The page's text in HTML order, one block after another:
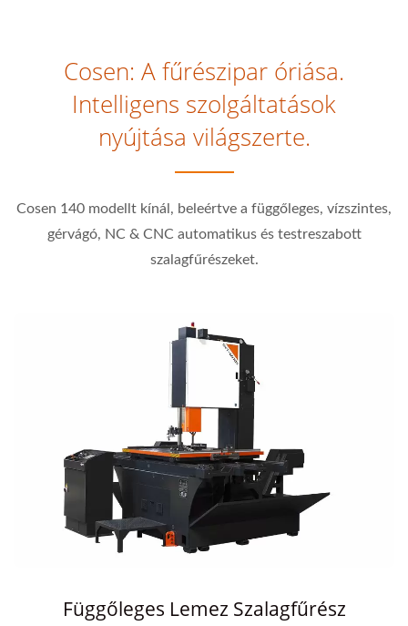
Cosen: A fűrészipar óriása.
Intelligens szolgáltatások
nyújtása világszerte.
Cosen 140 modellt kínál, beleértve a függőleges, vízszintes,
gérvágó, NC & CNC automatikus és testreszabott
szalagfűrészeket.
Függőleges Lemez Szalagfűrész